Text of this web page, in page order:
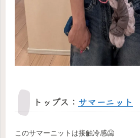
トップス： サマーニット
このサマーニットは接触冷感🥶